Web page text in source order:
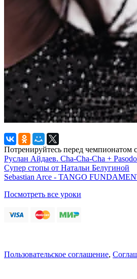
Потренируйтесь перед чемпионатом
Руслан Айдаев. Cha-Cha-Cha +
Супер стопы от Натальи Белугиной
Sebastian Arce - TANGO
Посмотреть все уроки
Пользовательское соглашение,